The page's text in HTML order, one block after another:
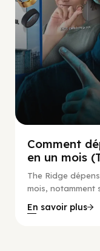
Comment
en un mois
The Ridge
mois, notamment
En savoir plus